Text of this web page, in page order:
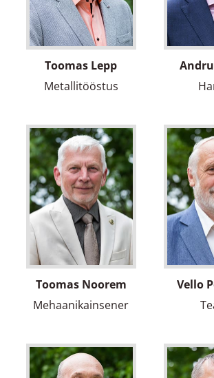
Toomas Lepp
Metallitööstus
Toomas Noorem
Mehaanikainsener
Vello